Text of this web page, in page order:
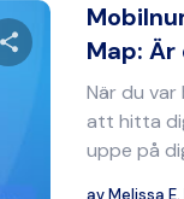
Dela denna
Map:
När du
att hitta
uppe på
avMelissa